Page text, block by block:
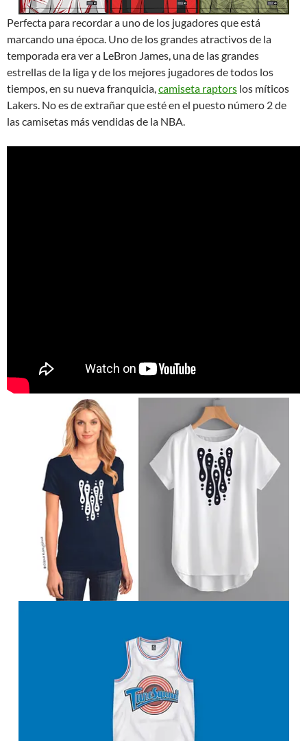
Perfecta para recordar a uno de los jugadores que está
marcando una época. Uno de los grandes atractivos de la
temporada era ver a LeBron James, una de las grandes
estrellas de la liga y de los mejores jugadores de todos los
tiempos, en su nueva franquicia,camiseta raptors los míticos
Lakers. No es de extrañar que esté en el puesto número 2 de
las camisetas más vendidas de la NBA.